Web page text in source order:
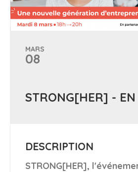
MARS
08
STRONG[HER] - EN
DESCRIPTION
STRONG[HER],